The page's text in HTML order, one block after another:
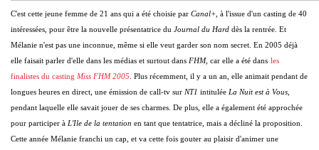
C'est cette jeune femme de 21 ans qui a été choisie par Canal+ , à l'issue d'un casting de 40
intéressées, pour être la nouvelle présentatrice du Journal du Hard dès la rentrée. Et
Mélanie n'est pas une inconnue, même si elle veut garder son nom secret. En 2005 déjà
elle faisait parler d'elle dans les médias et surtout dans FHM, car elle a été dans les
finalistes du casting Miss FHM 2005 . Plus récemment, il y a un an, elle animait pendant de
longues heures en direct, une émission de call-tv sur NT1 intitulée La Nuit est à Vous
pendant laquelle elle savait jouer de ses charmes. De plus, elle a également été approchée
pour participer à L'Ile de la tentation en tant que tentatrice, mais a décliné la proposition.
Cette année Mélanie franchi un cap, et va cette fois gouter au plaisir d'animer une